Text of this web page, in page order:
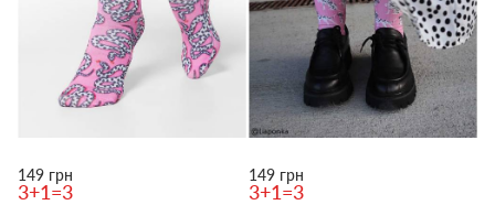
149 грн
3+1=3
149 грн
3+1=3